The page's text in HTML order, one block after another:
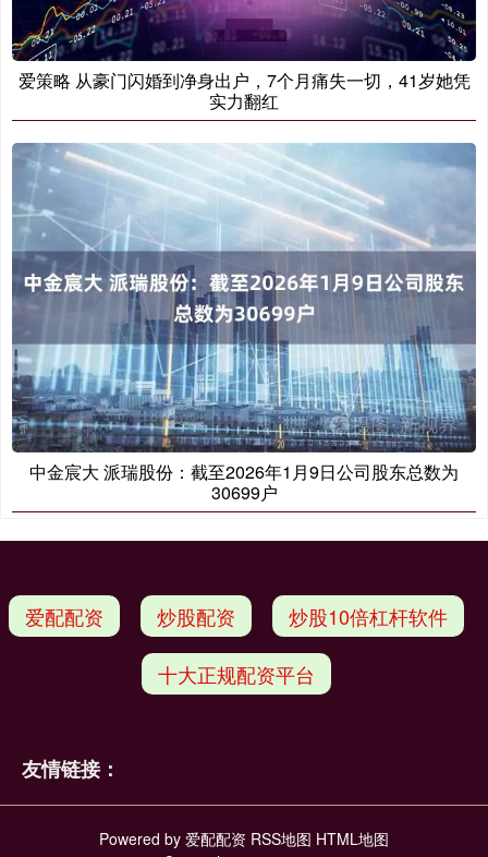
爱策略 从豪门闪婚到净身出户，7个月痛失一切，41岁她凭
实力翻红
中金宸大 派瑞股份：截至2026年1月9日公司股东总数为
30699户
爱配配资 炒股配资 炒股10倍杠杆软件
十大正规配资平台
友情链接：
Powered by 爱配配资 RSS地图 HTML地图